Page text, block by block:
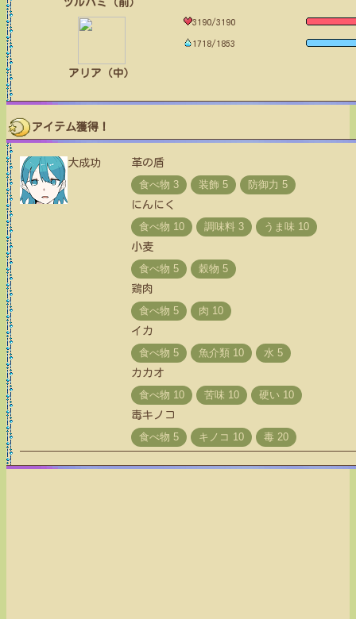
ツルバミ（前）
アリア（中）
3190/3190
1718/1853
アイテム獲得！
大成功 革の盾
にんにく
小麦
鶏肉
イカ
カカオ
毒キノコ